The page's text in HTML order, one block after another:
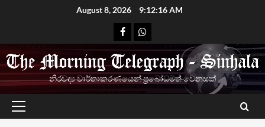
August 8, 2026 9:12:17 AM
FacebookWhatsapp
නිරවද්‍ය වාර්තාකරණයෙන් ප්‍රබෝධමත් වෙනසක්
Primary